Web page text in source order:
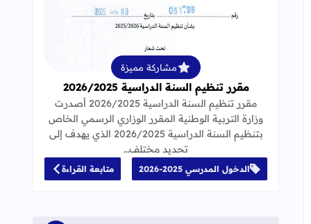
قراءة المزيد عن مقرر تنظيم السنة الدراسية
مشاركة مميزة
مقرر تنظيم السنة الدراسية 2026/2025
مقرر تنظيم السنة الدراسية 2026/2025 أصدرت
وزارة التربية الوطنية المقرر الوزاري الرسمي الخاص
بتنظيم السنة الدراسية 2026/2025 الذي يهدف إلى
تحديد مختلف…
الدخول المدرسي 2025-2026 متابعة القراءة